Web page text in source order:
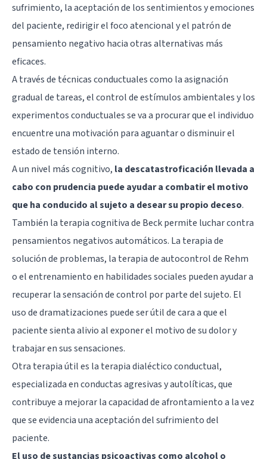
sufrimiento, la aceptación de los sentimientos y emociones
del paciente, redirigir el foco atencional y el patrón de
pensamiento negativo hacia otras alternativas más
eficaces.
A través de técnicas conductuales como la asignación
gradual de tareas, el control de estímulos ambientales y los
experimentos conductuales se va a procurar que el individuo
encuentre una motivación para aguantar o disminuir el
estado de tensión interno.
A un nivel más cognitivo, la descatastroficación llevada a
cabo con prudencia puede ayudar a combatir el motivo
que ha conducido al sujeto a desear su propio deceso.
También la terapia cognitiva de Beckpermite luchar contra
pensamientos negativos automáticos. La terapia de
solución de problemas, la terapia de autocontrol de Rehm
o el entrenamiento en habilidades sociales pueden ayudar a
recuperar la sensación de control por parte del sujeto. El
uso de dramatizaciones puede ser útil de cara a que el
paciente sienta alivio al exponer el motivo de su dolor y
trabajar en sus sensaciones.
Otra terapia útil es la terapia dialéctico conductual,
especializada en conductas agresivas y autolíticas, que
contribuye a mejorar la capacidad de afrontamiento a la vez
que se evidencia una aceptación del sufrimiento del
paciente.
El uso de sustancias psicoactivas como alcohol o